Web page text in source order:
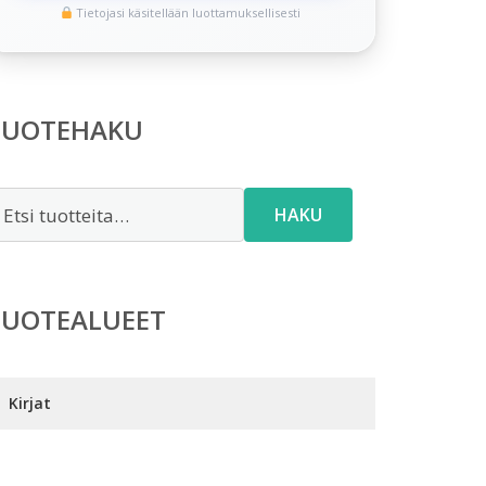
Tietojasi käsitellään luottamuksellisesti
HAKU
Kirjat